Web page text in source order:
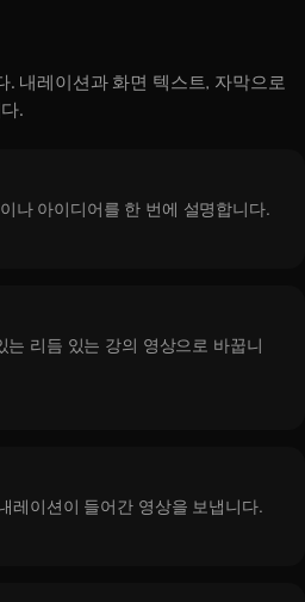
. 내레이션과 화면 텍스트, 자막으로
.
나 아이디어를 한 번에 설명합니다.
는 리듬 있는 강의 영상으로 바꿉니
레이션이 들어간 영상을 보냅니다.